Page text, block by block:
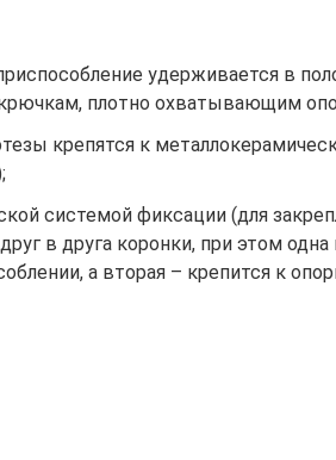
удерживается в
плотно охватывающим
крепятся к
системой фиксации (для
в друга коронки, при этом одна
а вторая – крепится к